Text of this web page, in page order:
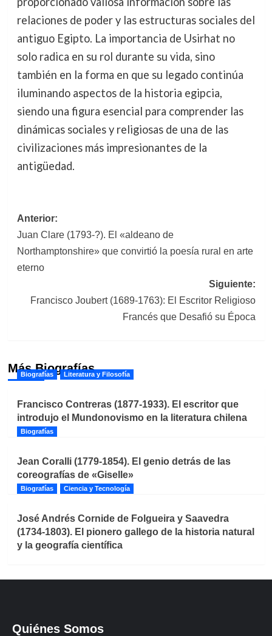
relaciones de poder y las estructuras sociales del
antiguo Egipto. La importancia de Usirhat no
solo radica en su rol durante su vida, sino
también en la forma en que su legado continúa
iluminando aspectos de la historia egipcia,
siendo una figura esencial para comprender las
dinámicas sociales y religiosas de una de las
civilizaciones más impresionantes de la
antigüedad.
Navegación
de
entradas
Anterior:
Juan Clare (1793-?). El «aldeano de
Northamptonshire» que convirtió la poesía rural en arte
eterno
Siguiente:
Francisco Joubert (1689-1763): El Escritor Religioso
Francés que Desafió su Época
Más Biografías
Biografías Literatura y Filosofía
Francisco Contreras (1877-1933). El escritor que
introdujo el Mundonovismo en la literatura chilena
Biografías
Jean Coralli (1779-1854). El genio detrás de las
coreografías de «Giselle»
Biografías Ciencia y Tecnología
José Andrés Cornide de Folgueira y Saavedra
(1734-1803). El pionero gallego de la historia natural
y la geografía científica
Quiénes Somos